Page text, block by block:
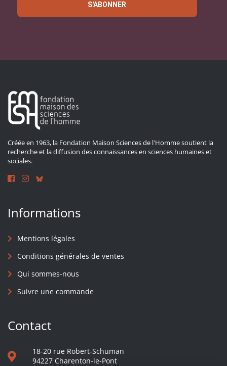
S'ABONNER
Créée en 1963, la Fondation Maison Sciences de l'Homme soutient la
recherche et la diffusion des connaissances en sciences humaines et
sociales.
Informations
Mentions légales
Conditions générales de ventes
Qui sommes-nous
Suivre une commande
Contact
18-20 rue Robert-Schuman
94227 Charenton-le-Pont